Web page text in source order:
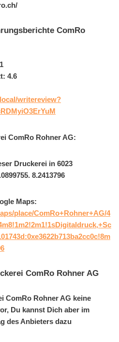
ComRo
4.6
writereview?
ComRo Rohner AG:
Druckerei in 6023
8.2413796
Maps:
place/ComRo+Rohner+AG/4
ComRo Rohner AG
ComRo Rohner AG keine
Du kannst Dich aber im
des Anbieters dazu